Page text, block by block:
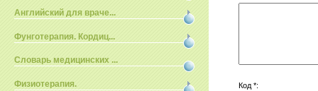
Английский для враче...
Фунготерапия. Кордиц...
Словарь медицинских ...
Физиотерапия. Код *: